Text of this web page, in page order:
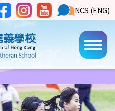
NCS
Button
NCS (ENG)
Main